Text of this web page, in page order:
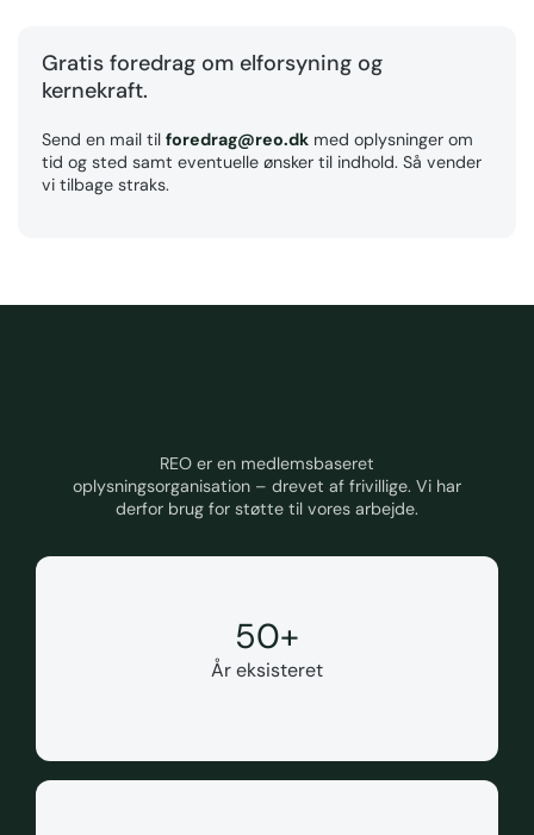
Gratis foredrag om elforsyning og
kernekraft.
Send en mail til foredrag@reo.dk med oplysninger om
tid og sted samt eventuelle ønsker til indhold. Så vender
vi tilbage straks.
REO er en medlemsbaseret
oplysningsorganisation – drevet af frivillige. Vi har
derfor brug for støtte til vores arbejde.
50+
År eksisteret